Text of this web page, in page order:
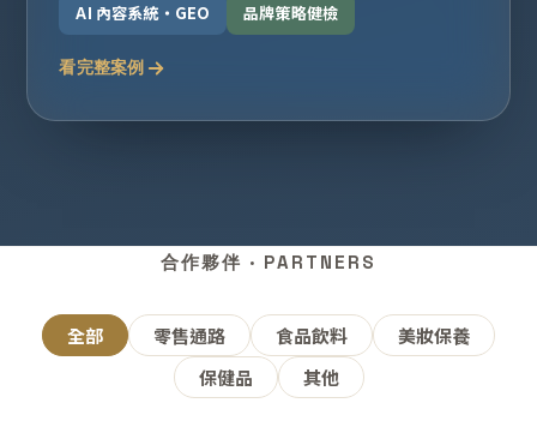
AI 內容系統・GEO 品牌策略健檢
看完整案例
合作夥伴 · PARTNERS
全部 零售通路 食品飲料
美妝保養
保健品
其他